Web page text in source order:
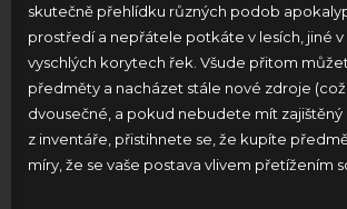
skutečně přehlídku různých podob
prostředí a nepřátele potkáte v lesích, jiné v
vyschlých korytech řek. Všude přitom
předměty a nacházet stále nové zdroje (což
dvousečné, a pokud nebudete mít
z inventáře, přistihnete se, že kupíte
míry, že se vaše postava vlivem přetížením